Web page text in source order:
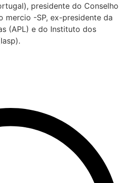
presidente do Conselho
mercio -SP, ex-presidente da
(APL) e do Instituto dos